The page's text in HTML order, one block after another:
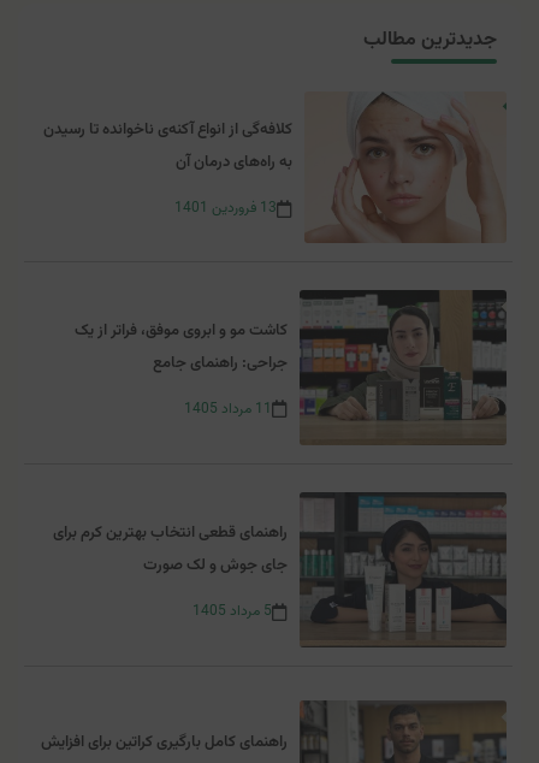
جدیدترین مطالب
کلافه‌گی از انواع آکنه‌ی ناخوانده تا رسیدن
به راه‌های درمان آن
13 فروردین 1401
کاشت مو و ابروی موفق، فراتر از یک
جراحی: راهنمای جامع
11 مرداد 1405
راهنمای قطعی انتخاب بهترین کرم برای
جای جوش و لک صورت
5 مرداد 1405
راهنمای کامل بارگیری کراتین برای افزایش